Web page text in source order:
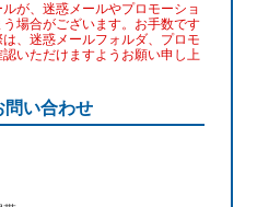
が、迷惑メールやプロモーショ
場合がございます。お手数です
、迷惑メールフォルダ、プロモ
いただけますようお願い申し上
問い合わせ